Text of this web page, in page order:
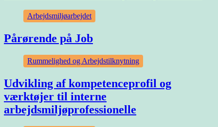
Arbejdsmiljøarbejdet
Pårørende på Job
Rummelighed og Arbejdstilknytning
Udvikling af kompetenceprofil og
værktøjer til interne
arbejdsmiljøprofessionelle